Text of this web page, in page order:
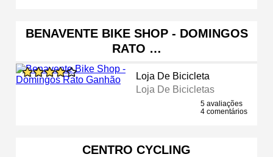
BENAVENTE BIKE SHOP - DOMINGOS
RATO …
Loja De Bicicleta
Loja De Bicicletas
5 avaliações
4 comentários
CENTRO CYCLING